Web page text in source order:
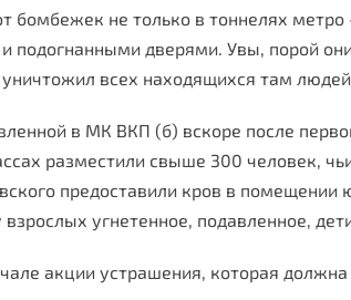
бомбежек не только в тоннелях
подогнанными дверями. Увы, порой
всех находящихся там
в МК ВКП (б) вскоре после
разместили свыше 300 человек,
предоставили кров в помещении
взрослых угнетенное, подавленное,
акции устрашения, которая